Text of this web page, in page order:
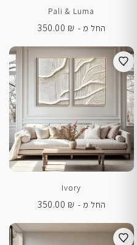
Pali & Luma
החל מ -
350.00 ₪
Ivory
החל מ -
350.00 ₪